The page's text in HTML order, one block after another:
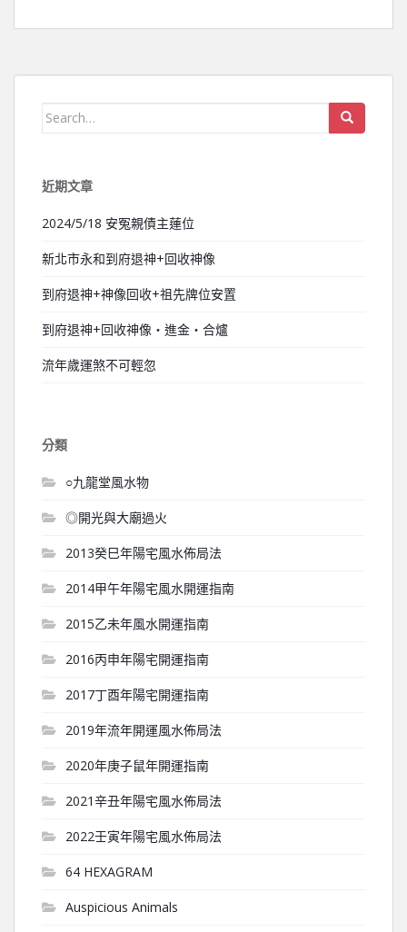
Search for:
近期文章
2024/5/18 安冤親債主蓮位
新北市永和到府退神+回收神像
到府退神+神像回收+祖先牌位安置
到府退神+回收神像‧進金‧合爐
流年歲運煞不可輕忽
分類
○九龍堂風水物
◎開光與大廟過火
2013癸巳年陽宅風水佈局法
2014甲午年陽宅風水開運指南
2015乙未年風水開運指南
2016丙申年陽宅開運指南
2017丁酉年陽宅開運指南
2019年流年開運風水佈局法
2020年庚子鼠年開運指南
2021辛丑年陽宅風水佈局法
2022壬寅年陽宅風水佈局法
64 HEXAGRAM
Auspicious Animals